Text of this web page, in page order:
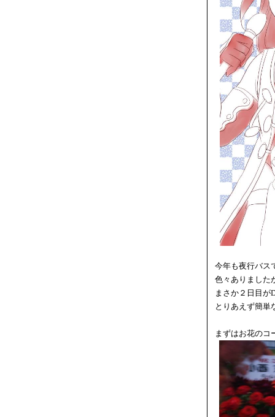
今年も夜行バス
色々ありました
まさか２日目
とりあえず簡単
まずはお花のコ